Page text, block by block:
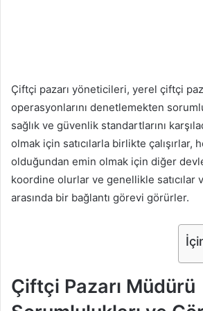
Çiftçi pazarı yöneticileri, yerel çiftçi
operasyonlarını denetlemekten
sağlık ve güvenlik standartlarını
olmak için satıcılarla birlikte çalışırlar,
olduğundan emin olmak için diğer
koordine olurlar ve genellikle satıcılar
arasında bir bağlantı görevi görürler.
Çiftçi Pazarı Müdürü